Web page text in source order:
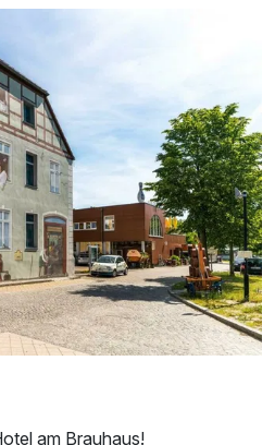
am Brauhaus!